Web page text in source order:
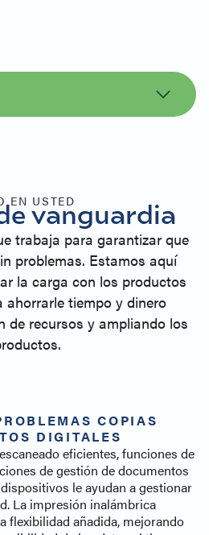
con
EN USTED
vanguardia
trabaja para garantizar que
problemas. Estamos aquí
la carga con los productos
ahorrarle tiempo y dinero
de recursos y ampliando los
COPIAS
DIGITALES
eficientes, funciones de
de gestión de documentos
le ayudan a gestionar
La impresión inalámbrica
flexibilidad añadida, mejorando